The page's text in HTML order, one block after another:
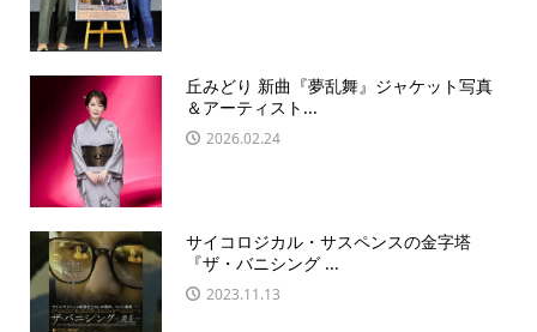
丘みどり 新曲『夢乱舞』ジャケット写真
＆アーティスト...
2026.02.24
サイコロジカル・サスペンスの金字塔
『ザ・バニシング ...
2023.11.13